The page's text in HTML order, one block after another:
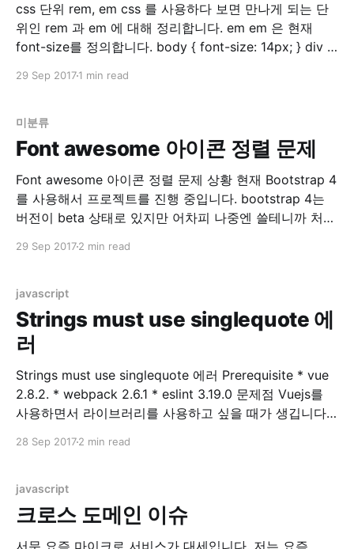
css 단위 rem, em css 를 사용하다 보면 만나게 되는 단
위인 rem 과 em 에 대해 정리합니다. em em 은 현재
font-size를 정의합니다. body { font-size: 14px; } div {
을 한다면 body안의 폰트는 모두 14px 정의 될 것입니
29 Sep 20171 min read
미분류
Font awesome 아이콘 정렬 문제
Font awesome 아이콘 정렬 문제 상황 현재 Bootstrap 4
를 사용해서 프로젝트를 진행 중입니다. bootstrap 4는
버전이 beta 상태로 있지만 어차피 나중엔 쓸테니까 처음
입니다. Bootstrap 4 에는 기존에 있던 Glyphicons 가 사
서 기존 Glyphicons
29 Sep 20172 min read
javascript
Strings must use singlequote 에
러
Strings must use singlequote 에러 Prerequisite * vue
2.8.2. * webpack 2.6.1 * eslint 3.19.0 문제점 Vuejs를
사용하면서 라이브러리를 사용하고 싶을 때가 생깁니다.
GitHub - vuejs/awesome-vue: A curated list of
28 Sep 20172 min read
javascript
크로스 도메인 이슈